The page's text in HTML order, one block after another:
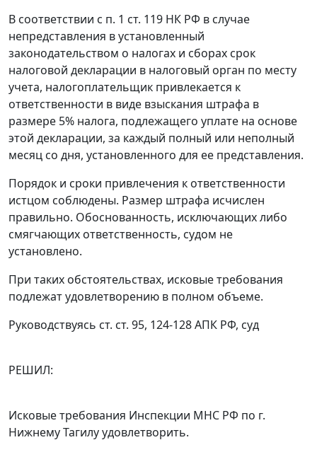
В соответствии с п. 1 ст. 119 НК РФ в случае
непредставления в установленный
законодательством о налогах и сборах срок
налоговой декларации в налоговый орган по месту
учета, налогоплательщик привлекается к
ответственности в виде взыскания штрафа в
размере 5% налога, подлежащего уплате на основе
этой декларации, за каждый полный или неполный
месяц со дня, установленного для ее представления.
Порядок и сроки привлечения к ответственности
истцом соблюдены. Размер штрафа исчислен
правильно. Обоснованность, исключающих либо
смягчающих ответственность, судом не
установлено.
При таких обстоятельствах, исковые требования
подлежат удовлетворению в полном объеме.
Руководствуясь ст. ст. 95, 124-128АПК РФ, суд
РЕШИЛ:
Исковые требования Инспекции МНС РФ по г.
Нижнему Тагилу удовлетворить.